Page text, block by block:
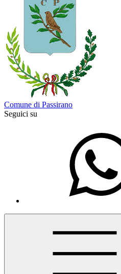
Comune di Passirano
Seguici su